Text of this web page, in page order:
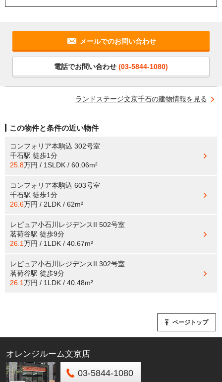
メールでのお問い合わせ
電話でお問い合わせ (03-5844-1080)
ランドステージ文京千石の建物情報を見る
この物件と条件の近い物件
コンフォリア本駒込 302号室
千石駅 徒歩1分
25.8万円 / 1SLDK / 60.06m²
コンフォリア本駒込 603号室
千石駅 徒歩1分
26.6万円 / 2LDK / 62m²
レピュア小石川レジデンスII 502号室
茗荷谷駅 徒歩9分
26.1万円 / 1LDK / 40.67m²
レピュア小石川レジデンスII 302号室
茗荷谷駅 徒歩9分
26.1万円 / 1LDK / 40.48m²
ページトップ
オレンジルーム文京店
03-5844-1080